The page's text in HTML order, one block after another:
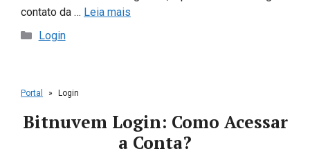
contato da … Leia mais
Categorias
Login
Portal » Login
Bitnuvem Login: Como Acessar
a Conta?